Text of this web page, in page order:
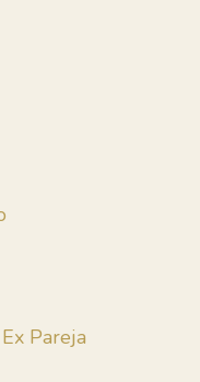
Pareja